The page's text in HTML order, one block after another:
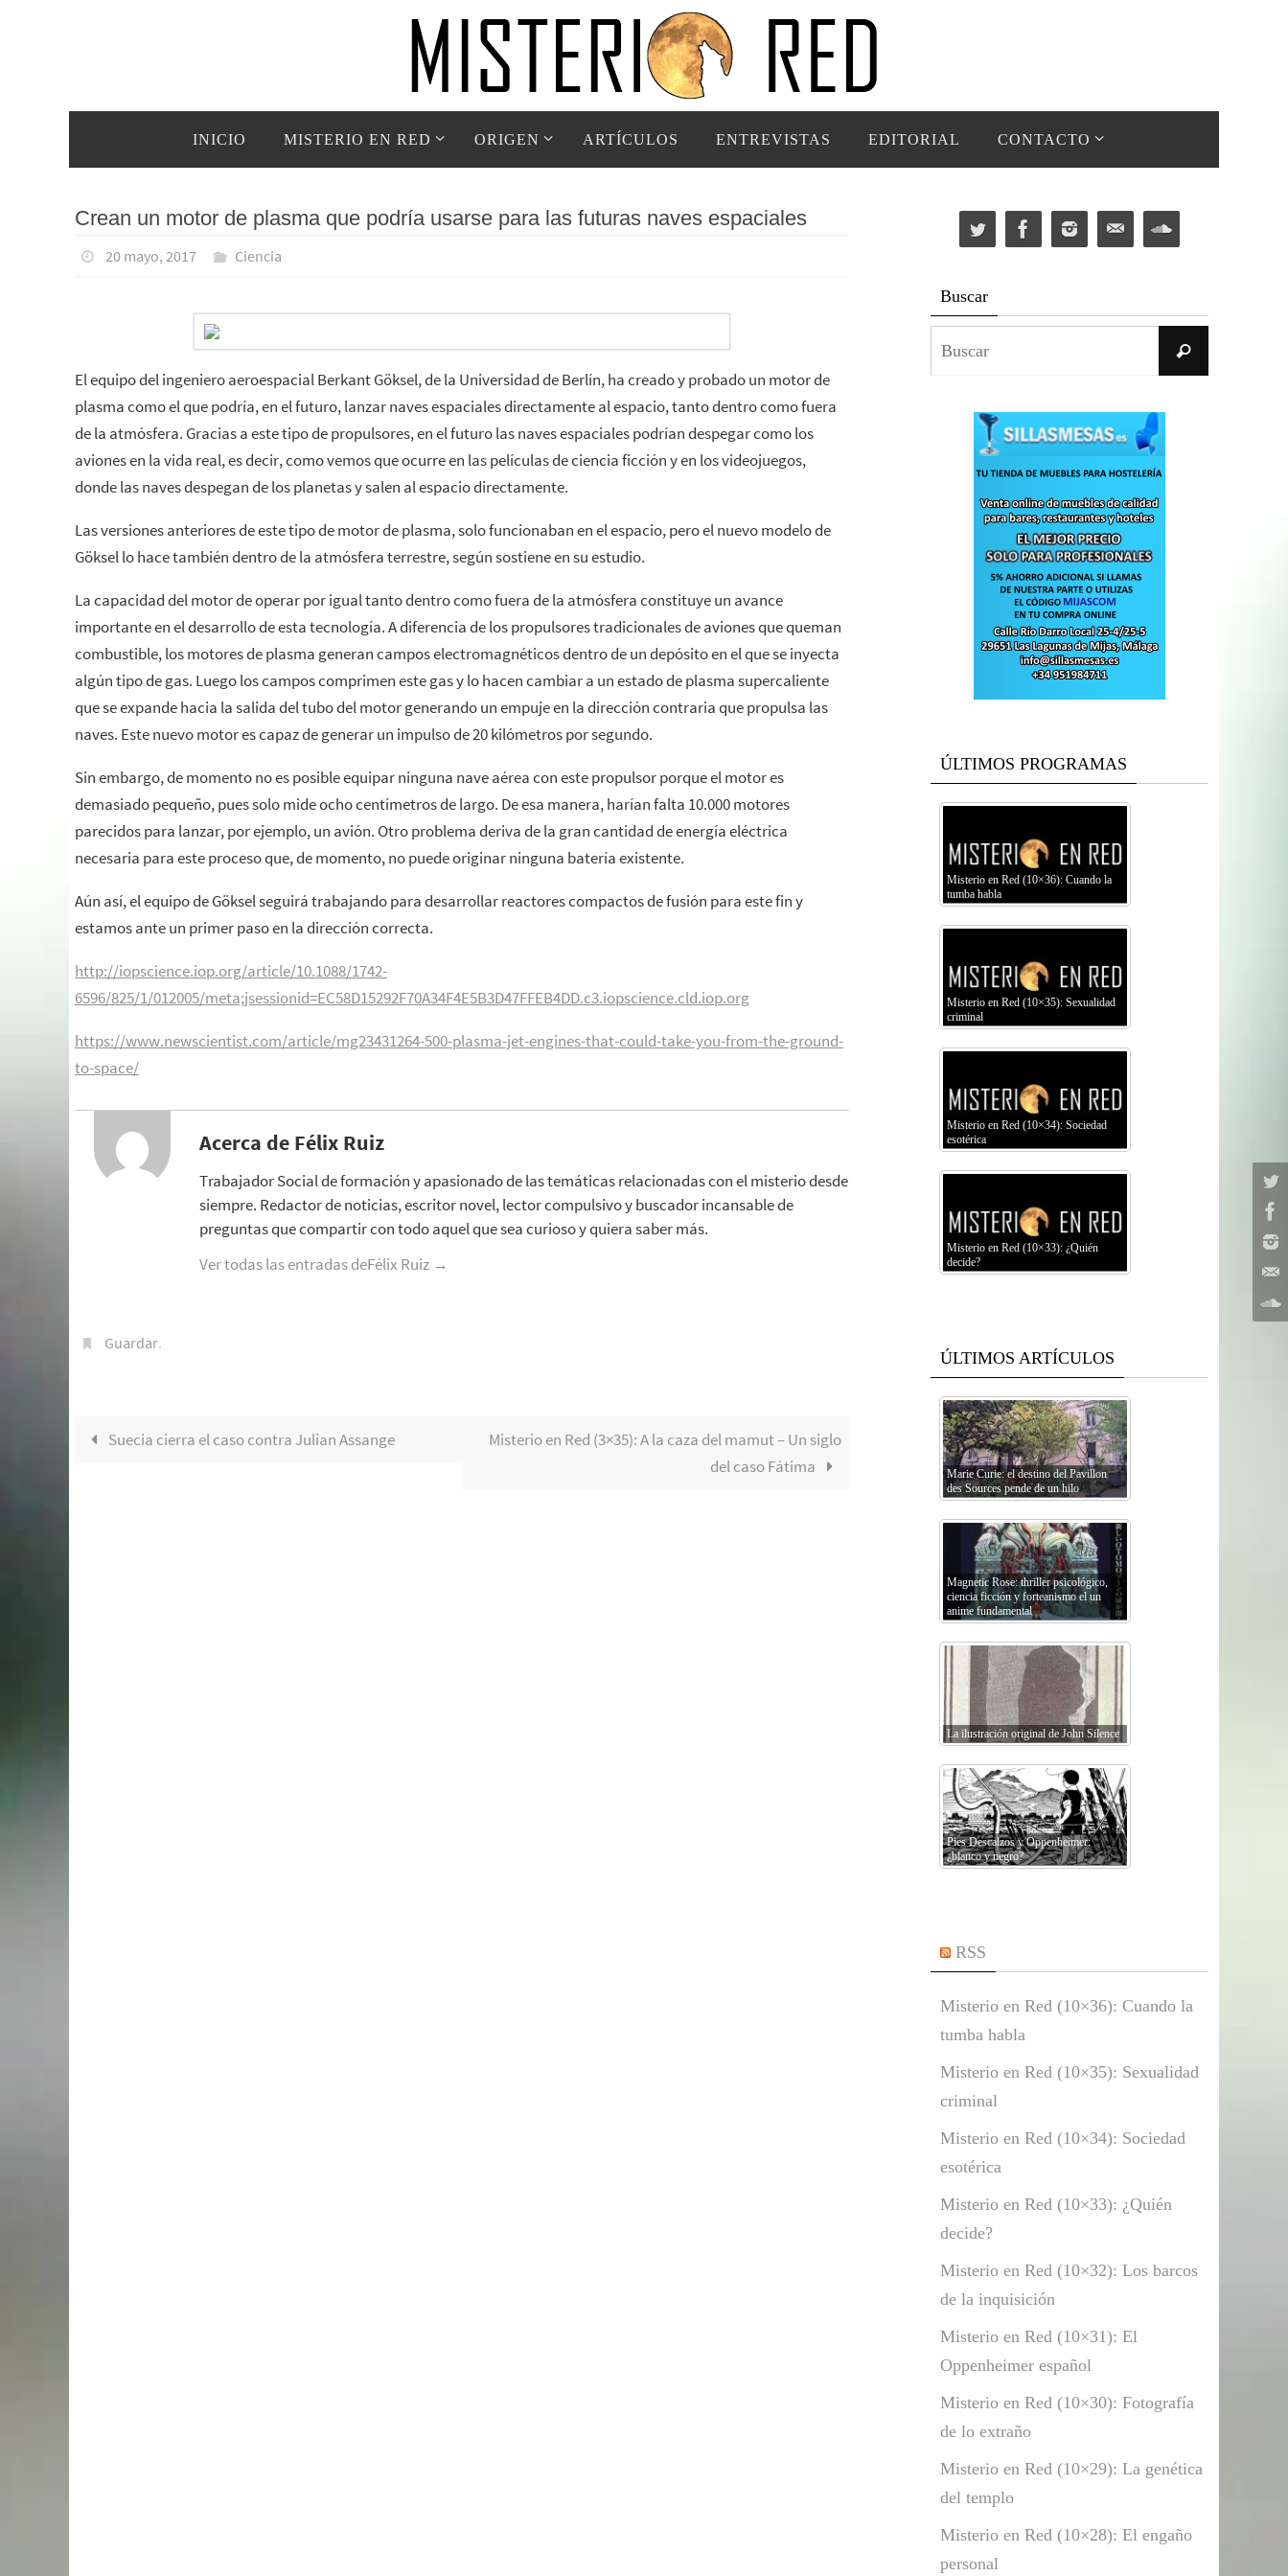
contenido
INICIO MISTERIO EN RED ORIGEN ARTÍCULOS ENTREVISTAS EDITORIAL CONTACTO
Crean un motor de plasma que podría usarse para las futuras naves espaciales
20 mayo, 2017 Ciencia
El equipo del ingeniero aeroespacial Berkant Göksel, de la Universidad de Berlín, ha creado y probado un motor de
plasma como el que podría, en el futuro, lanzar naves espaciales directamente al espacio, tanto dentro como fuera
de la atmósfera. Gracias a este tipo de propulsores, en el futuro las naves espaciales podrían despegar como los
aviones en la vida real, es decir, como vemos que ocurre en las películas de ciencia ficción y en los videojuegos,
donde las naves despegan de los planetas y salen al espacio directamente.
Las versiones anteriores de este tipo de motor de plasma, solo funcionaban en el espacio, pero el nuevo modelo de
Göksel lo hace también dentro de la atmósfera terrestre, según sostiene en su estudio.
La capacidad del motor de operar por igual tanto dentro como fuera de la atmósfera constituye un avance
importante en el desarrollo de esta tecnología. A diferencia de los propulsores tradicionales de aviones que queman
combustible, los motores de plasma generan campos electromagnéticos dentro de un depósito en el que se inyecta
algún tipo de gas. Luego los campos comprimen este gas y lo hacen cambiar a un estado de plasma supercaliente
que se expande hacia la salida del tubo del motor generando un empuje en la dirección contraria que propulsa las
naves. Este nuevo motor es capaz de generar un impulso de 20 kilómetros por segundo.
Sin embargo, de momento no es posible equipar ninguna nave aérea con este propulsor porque el motor es
demasiado pequeño, pues solo mide ocho centímetros de largo. De esa manera, harían falta 10.000 motores
parecidos para lanzar, por ejemplo, un avión. Otro problema deriva de la gran cantidad de energía eléctrica
necesaria para este proceso que, de momento, no puede originar ninguna batería existente.
Aún así, el equipo de Göksel seguirá trabajando para desarrollar reactores compactos de fusión para este fin y
estamos ante un primer paso en la dirección correcta.
http://iopscience.iop.org/article/10.1088/1742-
6596/825/1/012005/meta;jsessionid=EC58D15292F70A34F4E5B3D47FFEB4DD.c3.iopscience.cld.iop.org
https://www.newscientist.com/article/mg23431264-500-plasma-jet-engines-that-could-take-you-from-the-ground-
to-space/
Acerca de Félix Ruiz
Trabajador Social de formación y apasionado de las temáticas relacionadas con el misterio desde
siempre. Redactor de noticias, escritor novel, lector compulsivo y buscador incansable de
preguntas que compartir con todo aquel que sea curioso y quiera saber más.
Ver todas las entradas deFélix Ruiz →
Guardar.
Suecia cierra el caso contra Julian Assange
Misterio en Red (3×35): A la caza del mamut – Un siglo
del caso Fátima
Buscar
Buscar
ÚLTIMOS PROGRAMAS
Misterio en Red (10×36): Cuando la
tumba habla
Misterio en Red (10×35): Sexualidad
criminal
Misterio en Red (10×34): Sociedad
esotérica
Misterio en Red (10×33): ¿Quién
decide?
ÚLTIMOS ARTÍCULOS
Marie Curie: el destino del Pavillon
des Sources pende de un hilo
Magnetic Rose: thriller psicológico,
ciencia ficción y forteanismo el un
anime fundamental
La ilustración original de John Silence
Pies Descalzos y Oppenheimer:
¿blanco y negro?
RSS
Misterio en Red (10×36): Cuando la
tumba habla
Misterio en Red (10×35): Sexualidad
criminal
Misterio en Red (10×34): Sociedad
esotérica
Misterio en Red (10×33): ¿Quién
decide?
Misterio en Red (10×32): Los barcos
de la inquisición
Misterio en Red (10×31): El
Oppenheimer español
Misterio en Red (10×30): Fotografía
de lo extraño
Misterio en Red (10×29): La genética
del templo
Misterio en Red (10×28): El engaño
personal